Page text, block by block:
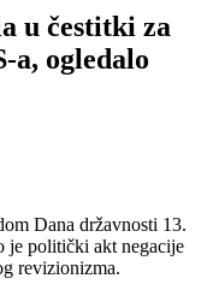
u čestitki za
a, ogledalo
Dana državnosti 13.
je politički akt negacije
revizionizma.